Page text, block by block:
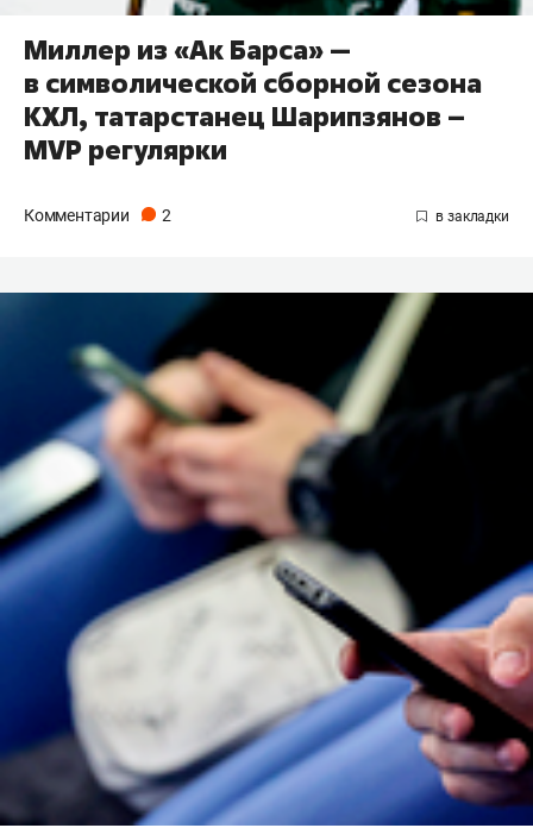
Миллер из «Ак Барса» —
в символической сборной сезона
КХЛ, татарстанец Шарипзянов –
MVP регулярки
Комментарии 2